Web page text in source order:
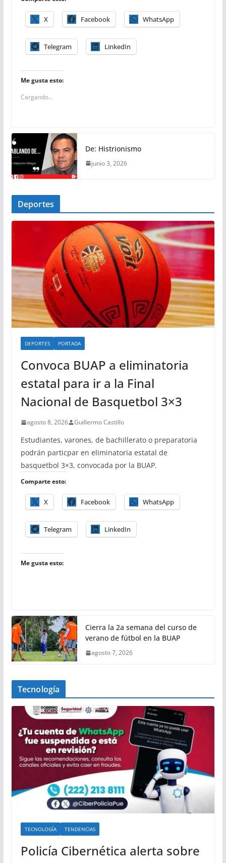
X Facebook WhatsApp
Telegram LinkedIn
Me gusta esto:
Cargando...
De: Histrionismo
junio 3, 2026
Deportes
DEPORTES PORTADA
Convoca BUAP a eliminatoria
estatal para ir a la Final
Nacional de Basquetbol 3×3
agosto 8, 2026 Guillermo Castillo
Estudiantes, varones, de bachillerato o preparatoria
podrán particpar en eliminatoria estatal de
basquetbol 3×3, convocada por la BUAP.
Comparte esto:
X Facebook WhatsApp
Telegram LinkedIn
Me gusta esto:
Cierra la 2a semana del curso de
verano de fútbol en la BUAP
agosto 7, 2026
Tecnología
TECNOLOGÍA TENDENCIAS
Policía Cibernética alerta sobre